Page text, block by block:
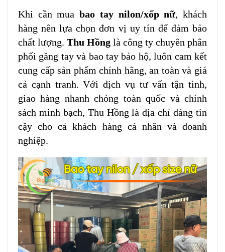
Khi cần muabao tay nilon/xốp nữ, khách
hàng nên lựa chọn đơn vị uy tín để đảm bảo
chất lượng. Thu Hồng là công ty chuyên phân
phối găng tay và bao tay bảo hộ, luôn cam kết
cung cấp sản phẩm chính hãng, an toàn và giá
cả cạnh tranh. Với dịch vụ tư vấn tận tình,
giao hàng nhanh chóng toàn quốc và chính
sách minh bạch, Thu Hồng là địa chỉ đáng tin
cậy cho cả khách hàng cá nhân và doanh
nghiệp.